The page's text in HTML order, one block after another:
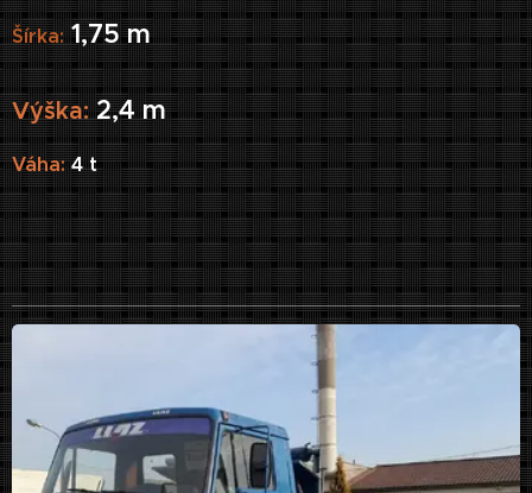
Šírka: 1,75 m
Výška: 2,4 m
Váha: 4 t